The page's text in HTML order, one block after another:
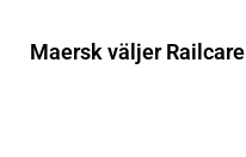
Maersk väljer Railcare